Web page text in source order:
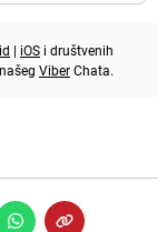
| iOS i društvenih
ViberChata.